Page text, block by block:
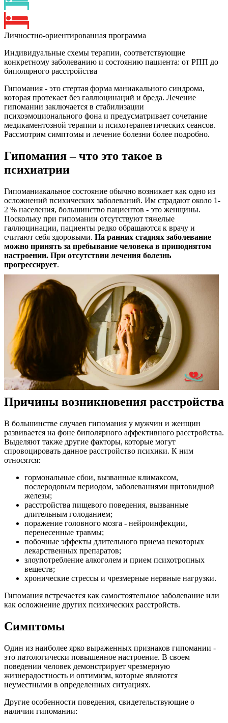
Личностно-ориентированная программа
Индивидуальные схемы терапии, соответствующие
конкретному заболеванию и состоянию пациента: от РПП до
биполярного расстройства
Гипомания - это стертая форма маниакального синдрома,
которая протекает без галлюцинаций и бреда. Лечение
гипомании заключается в стабилизации
психоэмоционального фона и предусматривает сочетание
медикаментозной терапии и психотерапевтических сеансов.
Рассмотрим симптомы и лечение болезни более подробно.
Гипомания – что это такое в
психиатрии
Гипоманиакальное состояние обычно возникает как одно из
осложнений психических заболеваний. Им страдают около 1-
2 % населения, большинство пациентов - это женщины.
Поскольку при гипомании отсутствуют тяжелые
галлюцинации, пациенты редко обращаются к врачу и
считают себя здоровыми. На ранних стадиях заболевание
можно принять за пребывание человека в приподнятом
настроении. При отсутствии лечения болезнь
прогрессирует.
Причины возникновения расстройства
В большинстве случаев гипомания у мужчин и женщин
развивается на фоне биполярного аффективного расстройства.
Выделяют также другие факторы, которые могут
спровоцировать данное расстройство психики. К ним
относятся:
гормональные сбои, вызванные климаксом,
послеродовым периодом, заболеваниями щитовидной
железы;
расстройства пищевого поведения, вызванные
длительным голоданием;
поражение головного мозга - нейроинфекции,
перенесенные травмы;
побочные эффекты длительного приема некоторых
лекарственных препаратов;
злоупотребление алкоголем и прием психотропных
веществ;
хронические стрессы и чрезмерные нервные нагрузки.
Гипомания встречается как самостоятельное заболевание или
как осложнение других психических расстройств.
Симптомы
Один из наиболее ярко выраженных признаков гипомании -
это патологически повышенное настроение. В своем
поведении человек демонстрирует чрезмерную
жизнерадостность и оптимизм, которые являются
неуместными в определенных ситуациях.
Другие особенности поведения, свидетельствующие о
наличии гипомании: